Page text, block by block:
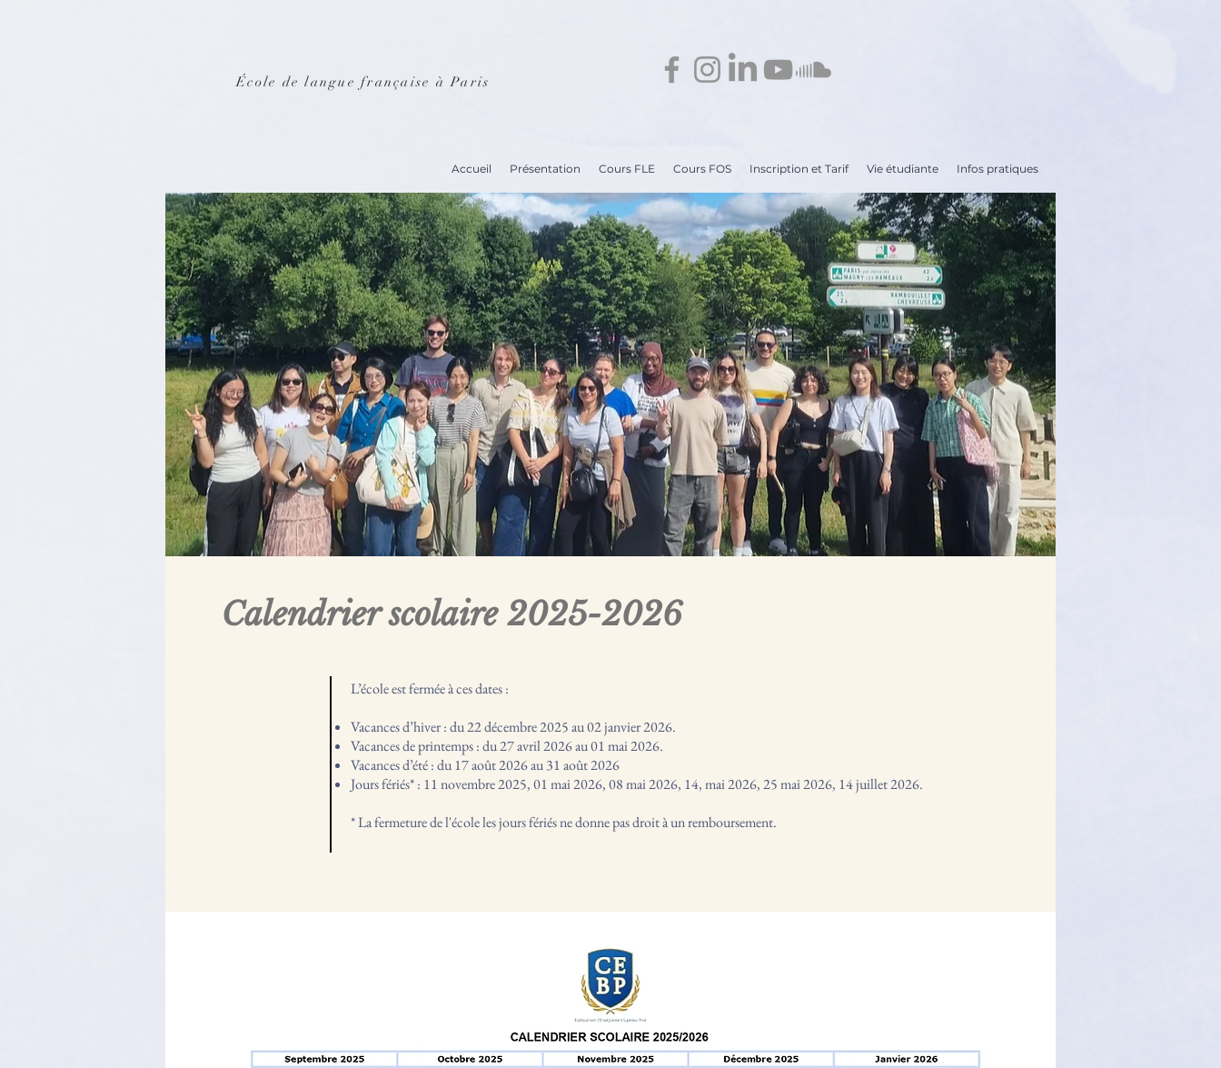
École de langue française à Paris
Accueil Présentation Cours FLE Cours FOS Inscription et Tarif Vie étudiante Infos pratiques
Calendrier scolaire 2025-2026
L’école est fermée à ces dates :
Vacances d’hiver : du 22 décembre 2025 au 02 janvier 2026.
Vacances de printemps : du 27 avril 2026 au 01 mai 2026.
Vacances d’été : du 17 août 2026 au 31 août 2026
Jours fériés* : 11 novembre 2025, 01 mai 2026, 08 mai 2026, 14, mai 2026, 25 mai 2026, 14 juillet 2026.
* La fermeture de l'école les jours fériés ne donne pas droit à un remboursement.